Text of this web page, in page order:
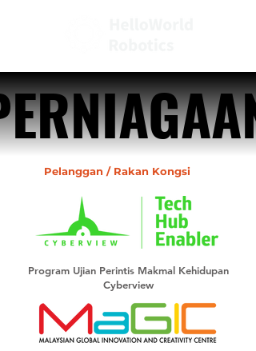
Pelanggan / Rakan Kongsi
Program Ujian Perintis Makmal Kehidupan
Cyberview